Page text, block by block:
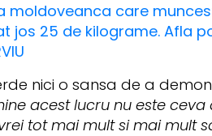
moldoveanca care
jos 25 de kilograme. Afla
nici o sansa de a
acest lucru nu este
tot mai mult si mai mult